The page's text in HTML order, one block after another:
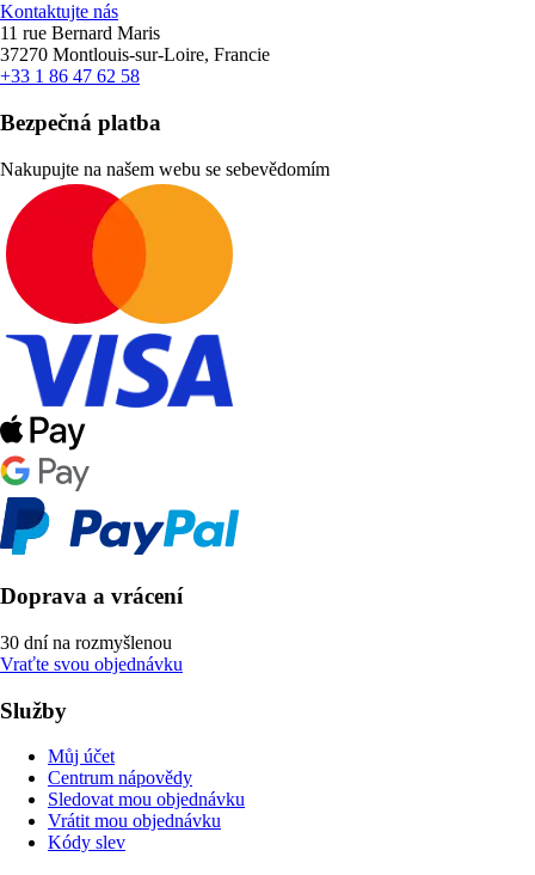
Kontaktujte nás
11 rue Bernard Maris
37270 Montlouis-sur-Loire, Francie
+33 1 86 47 62 58
Bezpečná platba
Nakupujte na našem webu se sebevědomím
Doprava a vrácení
30 dní na rozmyšlenou
Vraťte svou objednávku
Služby
Můj účet
Centrum nápovědy
Sledovat mou objednávku
Vrátit mou objednávku
Kódy slev